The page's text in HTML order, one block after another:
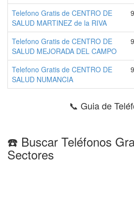
Telefono Gratis de CENTRO DE
SALUD MARTINEZ de la RIVA
Telefono Gratis de CENTRO DE
SALUD MEJORADA DEL CAMPO
Telefono Gratis de CENTRO DE
SALUD NUMANCIA
📞 Guia de
☎️ Buscar Teléfonos
Sectores